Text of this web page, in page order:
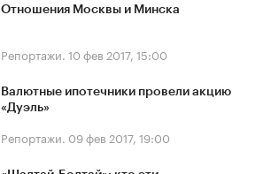
Отношения Москвы и Минска
Репортажи. 10 фев 2017, 15:00
Валютные ипотечники провели акцию
«Дуэль»
Репортажи. 09 фев 2017, 19:00